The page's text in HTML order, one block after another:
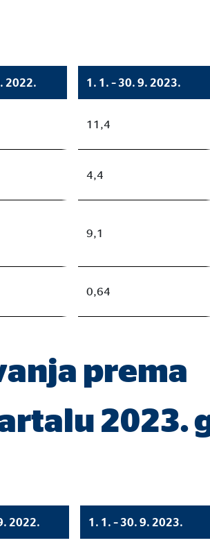
2022. 1. 1. – 30. 9. 2023.
11,4
4,4
9,1
0,64
prema
2023.
2022. 1. 1. – 30. 9. 2023.